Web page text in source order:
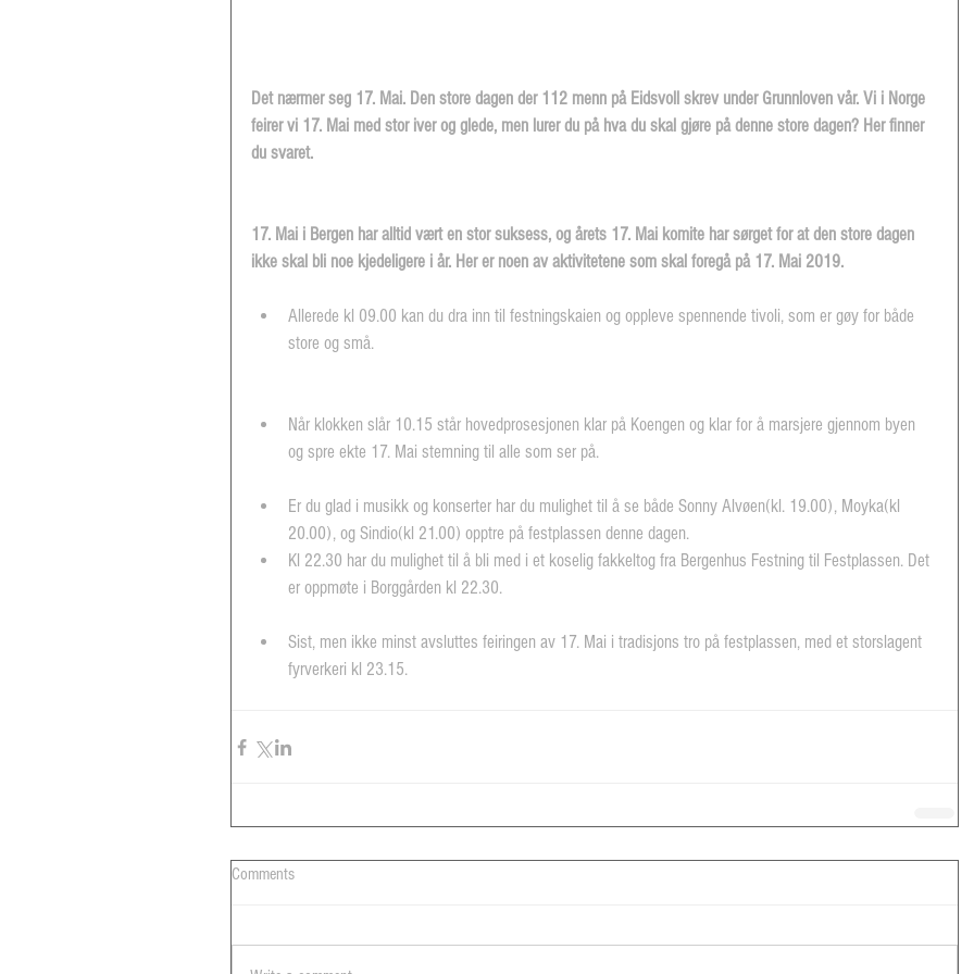
Det nærmer seg 17. Mai. Den store dagen der 112 menn på Eidsvoll skrev under Grunnloven vår. Vi i Norge
feirer vi 17. Mai med stor iver og glede, men lurer du på hva du skal gjøre på denne store dagen? Her finner
du svaret.
17. Mai i Bergen har alltid vært en stor suksess, og årets 17. Mai komite har sørget for at den store dagen
ikke skal bli noe kjedeligere i år. Her er noen av aktivitetene som skal foregå på 17. Mai 2019.
Allerede kl 09.00 kan du dra inn til festningskaien og oppleve spennende tivoli, som er gøy for både
store og små.
Når klokken slår 10.15 står hovedprosesjonen klar på Koengen og klar for å marsjere gjennom byen
og spre ekte 17. Mai stemning til alle som ser på.
Er du glad i musikk og konserter har du mulighet til å se både Sonny Alvøen(kl. 19.00), Moyka(kl
20.00), og Sindio(kl 21.00) opptre på festplassen denne dagen.
Kl 22.30 har du mulighet til å bli med i et koselig fakkeltog fra Bergenhus Festning til Festplassen. Det
er oppmøte i Borggården kl 22.30.
Sist, men ikke minst avsluttes feiringen av 17. Mai i tradisjons tro på festplassen, med et storslagent
fyrverkeri kl 23.15.
Comments